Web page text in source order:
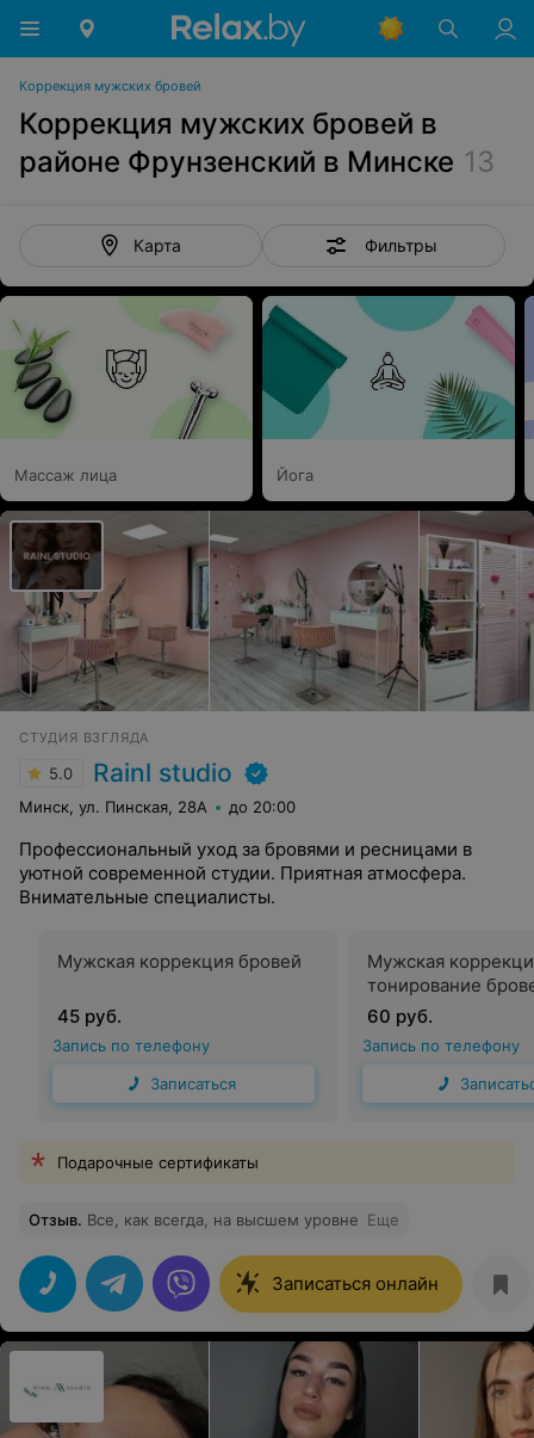
Коррекция мужских бровей
Коррекция мужских бровей в
районе Фрунзенский в Минске 13
Карта Фильтры
Массаж лица Йога
СТУДИЯ ВЗГЛЯДА
5.0 Rainl studio
Минск, ул. Пинская, 28А до 20:00
Профессиональный уход за бровями и ресницами в
уютной современной студии. Приятная атмосфера.
Внимательные специалисты.
Мужская коррекция бровей
45 руб.
Запись по телефону
Записаться
Мужская
тонирование
60 руб.
Запись по телефону
Подарочные сертификаты
Отзыв. Все, как всегда, на высшем уровне Еще
Записаться онлайн